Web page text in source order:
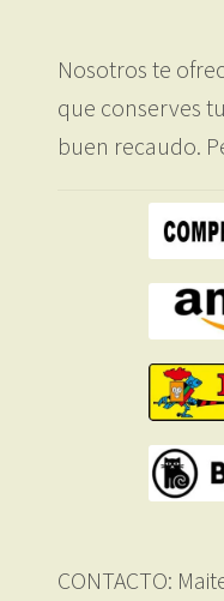
Nosotros te
que conserves
buen recaudo.
CONTACTO: